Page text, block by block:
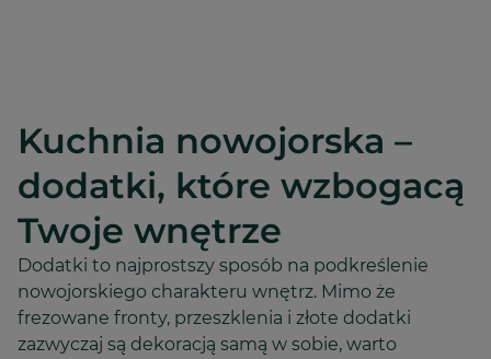
Kuchnia nowojorska –
dodatki, które wzbogacą
Twoje wnętrze
Dodatki to najprostszy sposób na podkreślenie
nowojorskiego charakteru wnętrz. Mimo że
frezowane fronty, przeszklenia i złote dodatki
zazwyczaj są dekoracją samą w sobie, warto